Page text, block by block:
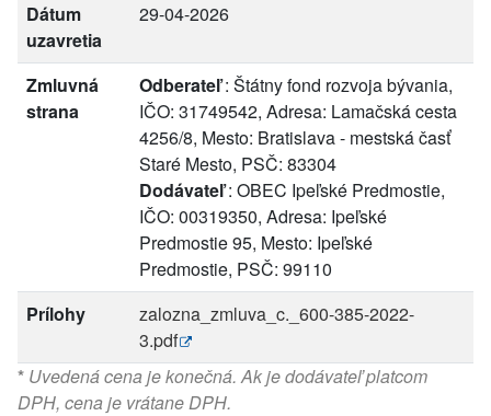
Dátum
uzavretia
29-04-2026
Zmluvná
strana
Odberateľ: Štátny fond rozvoja bývania,
IČO: 31749542, Adresa: Lamačská cesta
4256/8, Mesto: Bratislava - mestská časť
Staré Mesto, PSČ: 83304
Dodávateľ: OBEC Ipeľské Predmostie,
IČO: 00319350, Adresa: Ipeľské
Predmostie 95, Mesto: Ipeľské
Predmostie, PSČ: 99110
Prílohy
zalozna_zmluva_c._600-385-2022-
3.pdf
* Uvedená cena je konečná. Ak je dodávateľ platcom
DPH, cena je vrátane DPH.